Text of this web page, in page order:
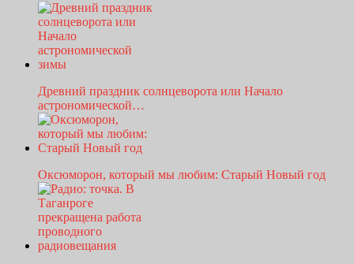
Древний праздник солнцеворота или Начало
астрономической…
Оксюморон, который мы любим: Старый Новый год